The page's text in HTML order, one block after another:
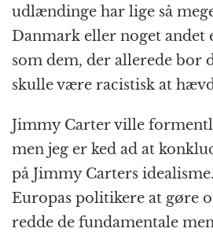
udlændinge har lige så
Danmark eller noget andet
som dem, der allerede bor
skulle være racistisk at
Jimmy Carter ville
men jeg er ked ad at
på Jimmy Carters
Europas politikere at gøre
redde de fundamentale